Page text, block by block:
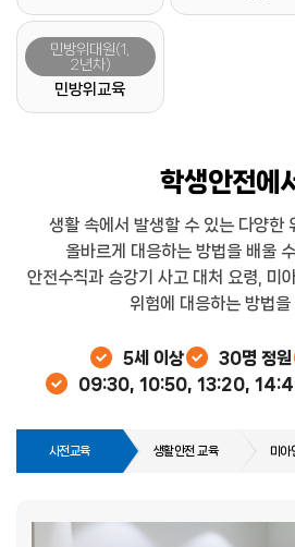
민방위대원(1,
2년차)
민방위교육
학생안전에
생활 속에서 발생할 수 있는 다양한
올바르게 대응하는 방법을 배울 수
안전수칙과 승강기 사고 대처 요령, 미
위험에 대응하는 방법을
5세 이상 30명 정원
09:30, 10:50, 13:20,
사전교육 생활안전 교육 미아